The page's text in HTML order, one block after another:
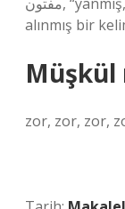
alınmış bir
Müşkül
zor, zor, zor,